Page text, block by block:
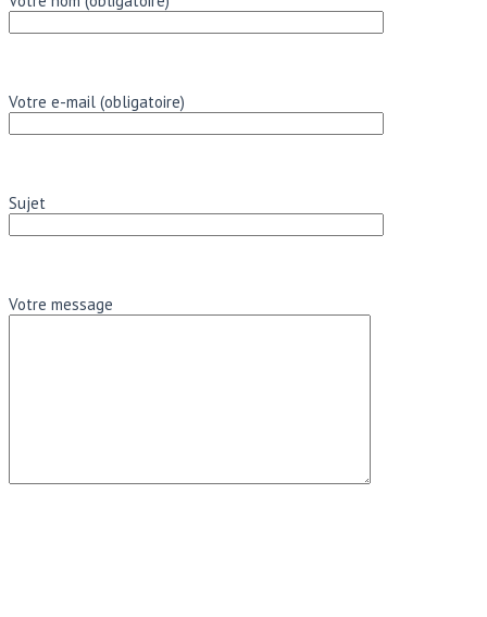
Votre e-mail (obligatoire)
Sujet
Votre message